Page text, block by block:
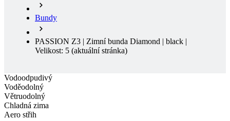
Velikost: 5
Vodoodpudivý
Voděodolný
Větruodolný
Vodoodpudivý
Voděodolný
Větruodolný
Chladná zima